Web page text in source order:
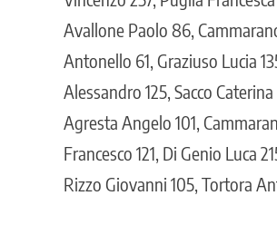
Avallone Paolo 86,
Antonello 61, Graziuso Lucia
Alessandro 125, Sacco
Agresta Angelo 101,
Francesco 121, Di Genio Luca
Rizzo Giovanni 105, Tortora